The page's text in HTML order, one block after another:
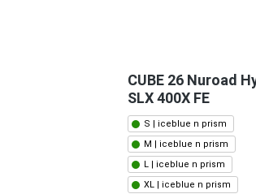
CUBE 26 Nuroad
SLX 400X FE
S | iceblue n prism
M | iceblue n prism
L | iceblue n prism
XL | iceblue n prism